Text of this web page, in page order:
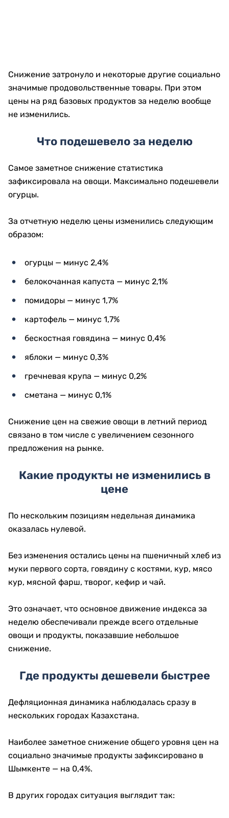
Снижение затронуло и некоторые другие социально
значимые продовольственные товары. При этом
цены на ряд базовых продуктов за неделю вообще
не изменились.
Что подешевело за неделю
Самое заметное снижение статистика
зафиксировала на овощи. Максимально подешевели
огурцы.
За отчетную неделю цены изменились следующим
образом:
огурцы — минус 2,4%
белокочанная капуста — минус 2,1%
помидоры — минус 1,7%
картофель — минус 1,7%
бескостная говядина — минус 0,4%
яблоки — минус 0,3%
гречневая крупа — минус 0,2%
сметана — минус 0,1%
Снижение цен на свежие овощи в летний период
связано в том числе с увеличением сезонного
предложения на рынке.
Какие продукты не изменились в
цене
По нескольким позициям недельная динамика
оказалась нулевой.
Без изменения остались цены на пшеничный хлеб из
муки первого сорта, говядину с костями, кур, мясо
кур, мясной фарш, творог, кефир и чай.
Это означает, что основное движение индекса за
неделю обеспечивали прежде всего отдельные
овощи и продукты, показавшие небольшое
снижение.
Где продукты дешевели быстрее
Дефляционная динамика наблюдалась сразу в
нескольких городах Казахстана.
Наиболее заметное снижение общего уровня цен на
социально значимые продукты зафиксировано в
Шымкенте — на 0,4%.
В других городах ситуация выглядит так: